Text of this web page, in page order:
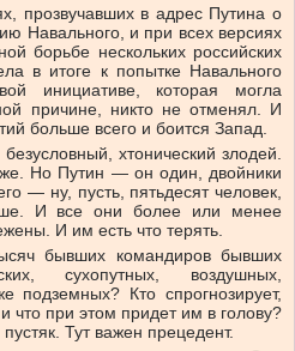
прозвучавших в адрес Путина о
Навального, и при всех версиях
борьбе нескольких российских
в итоге к попытке Навального
инициативе, которая могла
причине, никто не отменял. И
больше всего и боится Запад.
хтонический злодей.
же. Но Путин — он один, двойники
— ну, пусть, пятьдесят человек,
И все они более или менее
И им есть что терять.
бывших командиров бывших
сухопутных, воздушных,
подземных? Кто спрогнозирует,
что при этом придет им в голову?
Тут важен прецедент.